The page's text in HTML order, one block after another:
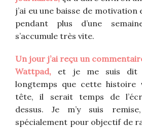
j’ai eu une baisse de
pendant plus d’une
s’accumule très vite.
Un jour j’ai reçu un
Wattpad, et je me suis dit
longtemps que cette
tête, il serait temps de
dessus. Je m’y suis
spécialement pour objectif de